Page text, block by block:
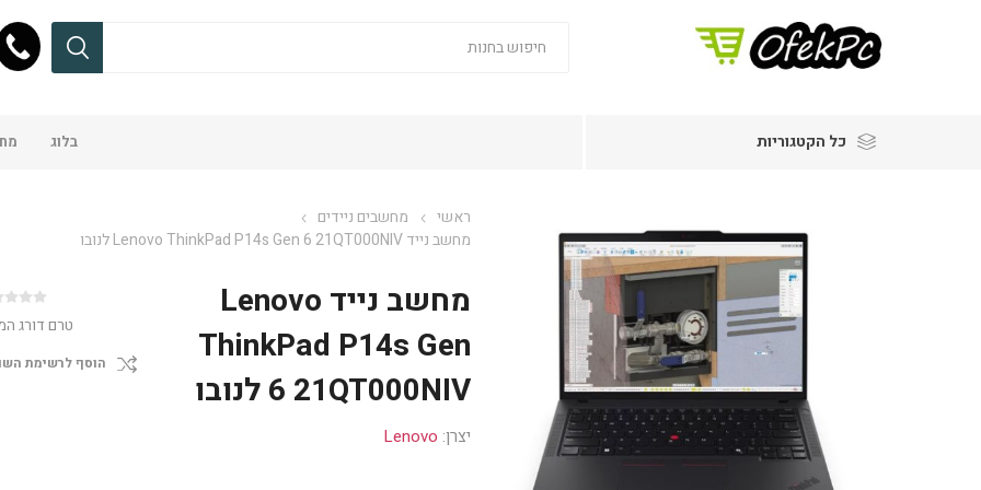
כל הקטגוריות בלוג
ראשי
מחשבים ניידים
מחשב נייד Lenovo ThinkPad P14s Gen 6 21QT000NIV לנובו
מחשב נייד Lenovo
ThinkPad P14s Gen
6 21QT000NIV לנובו
יצרן: Lenovo
טרם דורג
הוסף לרשימת